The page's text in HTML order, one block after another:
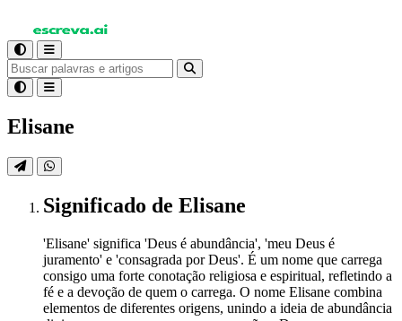
Elisane
Significado de Elisane
'Elisane' significa 'Deus é abundância', 'meu Deus é
juramento' e 'consagrada por Deus'. É um nome que carrega
consigo uma forte conotação religiosa e espiritual, refletindo a
fé e a devoção de quem o carrega. O nome Elisane combina
elementos de diferentes origens, unindo a ideia de abundância